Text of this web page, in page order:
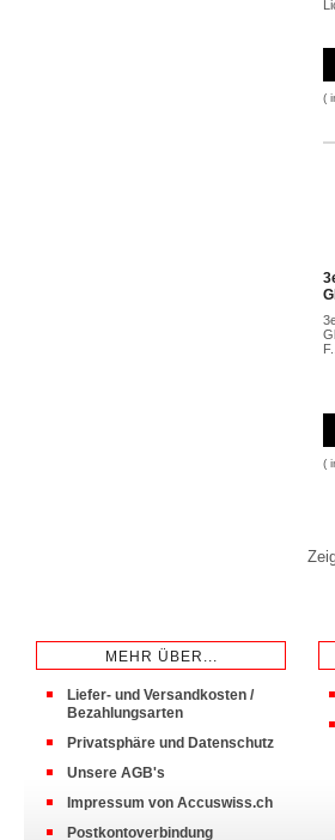
(
F...
(
MEHR ÜBER...
Liefer- und Versandkosten /
Bezahlungsarten
Privatsphäre und Datenschutz
Unsere AGB's
Impressum von Accuswiss.ch
Postkontoverbindung